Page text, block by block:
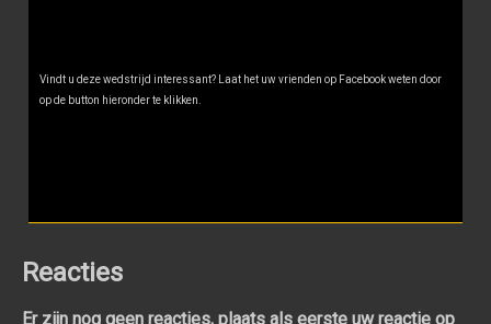
Vindt u deze wedstrijd interessant? Laat het uw vrienden op Facebook weten door
op de button hieronder te klikken.
Reacties
Er zijn nog geen reacties, plaats als eerste uw reactie op